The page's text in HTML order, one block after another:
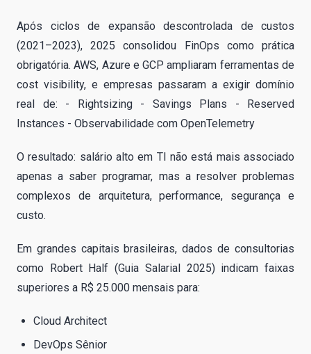
Após ciclos de expansão descontrolada de custos
(2021–2023), 2025 consolidou FinOps como prática
obrigatória. AWS, Azure e GCP ampliaram ferramentas de
cost visibility, e empresas passaram a exigir domínio
real de: - Rightsizing - Savings Plans - Reserved
Instances - Observabilidade com OpenTelemetry
O resultado: salário alto em TI não está mais associado
apenas a saber programar, mas a resolver problemas
complexos de arquitetura, performance, segurança e
custo.
Em grandes capitais brasileiras, dados de consultorias
como Robert Half (Guia Salarial 2025) indicam faixas
superiores a R$ 25.000 mensais para:
Cloud Architect
DevOps Sênior